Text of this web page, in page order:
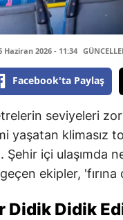
Haziran 2026 - 11:34
Facebook'ta Paylaş
seviyeleri
yaşatan klimasız
Şehir içi ulaşımda
ekipler,
Didik Didik